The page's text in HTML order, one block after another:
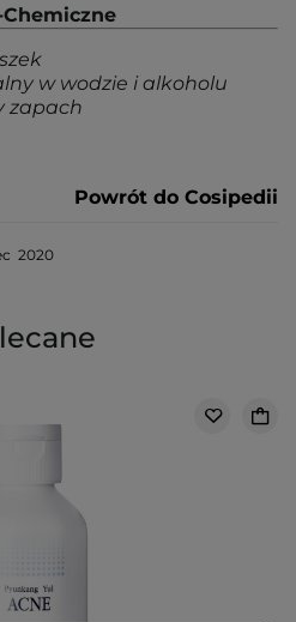
w wodzie i alkoholu
zapach
Powrót do Cosipedii
2020